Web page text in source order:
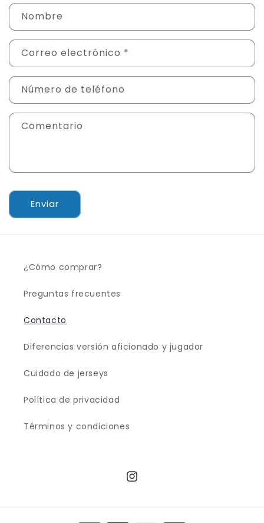
F
o
r
m
u
l
a
i
d
e
Nombre
Correo electrónico *
Número de teléfono
Comentario
Enviar
¿Cómo comprar?
Preguntas frecuentes
Contacto
Diferencias versión aficionado y jugador
Cuidado de jerseys
Política de privacidad
Términos y condiciones
Instagram